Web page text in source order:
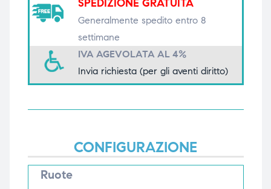
SPEDIZIONE GRATUITA
Generalmente spedito entro 8
settimane
IVA AGEVOLATA AL 4%
Invia richiesta (per gli aventi diritto)
CONFIGURAZIONE
Ruote